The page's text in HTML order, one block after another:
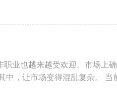
业也越来越受欢迎。市场上
中，让市场变得混乱复杂。